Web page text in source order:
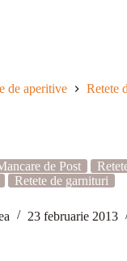
de aperitive
Retete
de Post
Retete de garnituri
23 februarie 2013